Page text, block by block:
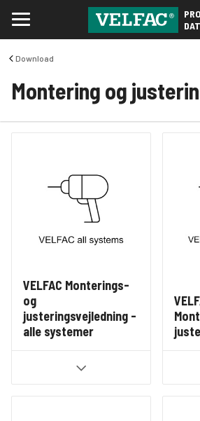
Download
Montering og
VELFAC Monterings-
og
justeringsvejledning -
alle systemer